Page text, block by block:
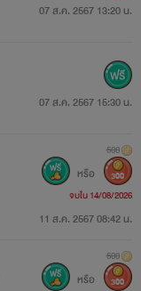
07 ส.ค. 2567 13:20 น.
07 ส.ค. 2567 15:30 น.
11 ส.ค. 2567 08:42 น.
500
หรือ 300
จบใน 14/08/2026
500
หรือ 300